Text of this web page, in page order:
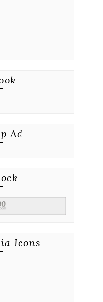
Ad
Icons